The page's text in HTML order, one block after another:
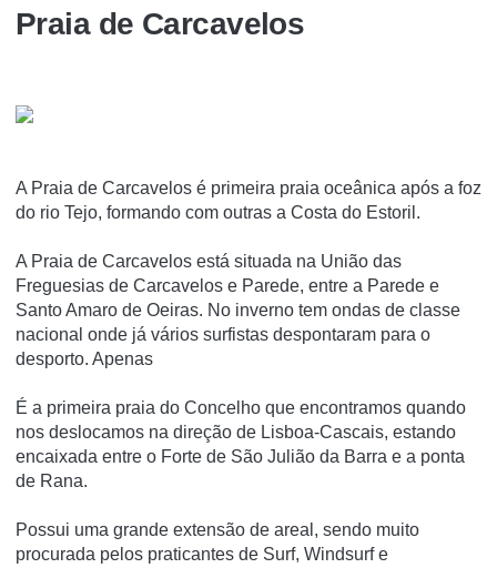
Praia de Carcavelos
A Praia de Carcavelos é primeira praia oceânica após a foz
do rio Tejo, formando com outras a Costa do Estoril.
A Praia de Carcavelos está situada na União das
Freguesias de Carcavelos e Parede, entre a Parede e
Santo Amaro de Oeiras. No inverno tem ondas de classe
nacional onde já vários surfistas despontaram para o
desporto. Apenas
É a primeira praia do Concelho que encontramos quando
nos deslocamos na direção de Lisboa-Cascais, estando
encaixada entre o Forte de São Julião da Barra e a ponta
de Rana.
Possui uma grande extensão de areal, sendo muito
procurada pelos praticantes de Surf, Windsurf e